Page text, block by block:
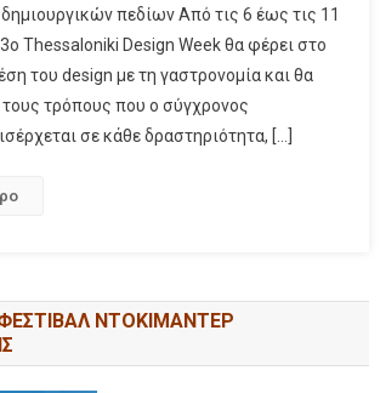
πεδίων Από τις 6 έως τις 11
3ο Thessaloniki Design Week θα φέρει στο
του design με τη γαστρονομία και θα
τους τρόπους που ο σύγχρονος
σε κάθε δραστηριότητα, […]
ΝΤΟΚΙΜΑΝΤΕΡ